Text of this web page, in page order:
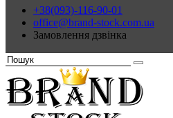
+38(093)-116-90-01
office@brand-stock.com.ua
Замовлення дзвінка